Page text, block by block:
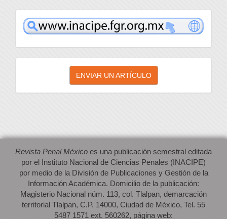
inacipe
Enviar
artículo
ENVIAR UN ARTÍCULO
Revista Penal México es una publicación semestral editada
por el Instituto Nacional de Ciencias Penales (INACIPE)
por medio de la División de Publicaciones y Gestión de la
Información Académica. Domicilio de la publicación:
Magisterio Nacional núm. 113, col. Tlalpan, demarcación
territorial Tlalpan, C.P. 14000, Ciudad de México, Tel. 55
5487 1571 ext. 560262, página web: